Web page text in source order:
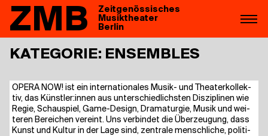
ZMB
Zeitgenössisches
Musiktheater
Berlin
KATEGORIE: ENSEMBLES
OPE­RA NOW! ist ein inter­na­tio­na­les Musik- und Thea­ter­kol­lek­
tiv, das Künstler:innen aus unter­schied­lichs­ten Dis­zi­pli­nen wie
Regie, Schau­spiel, Game-Design, Dra­ma­tur­gie, Musik und wei­
te­ren Berei­chen ver­eint. Uns ver­bin­det die Über­zeu­gung, dass
Kunst und Kul­tur in der Lage sind, zen­tra­le mensch­li­che, poli­ti­